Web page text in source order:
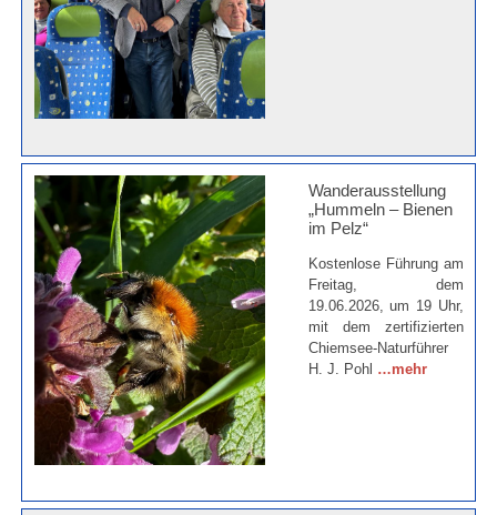
Wanderausstellung
„Hummeln – Bienen
im Pelz“
Kostenlose Führung am
Freitag, dem
19.06.2026, um 19 Uhr,
mit dem zertifizierten
Chiemsee-Naturführer
H. J. Pohl …mehr